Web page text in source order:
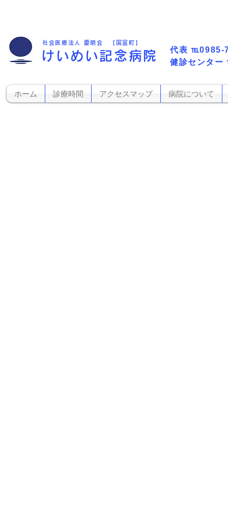
​健診センター
社会医療法人 慶明会 【国富町】
けいめい記念病院 代表​ ℡0985-
ホーム 診療時間 アクセスマップ 病院について